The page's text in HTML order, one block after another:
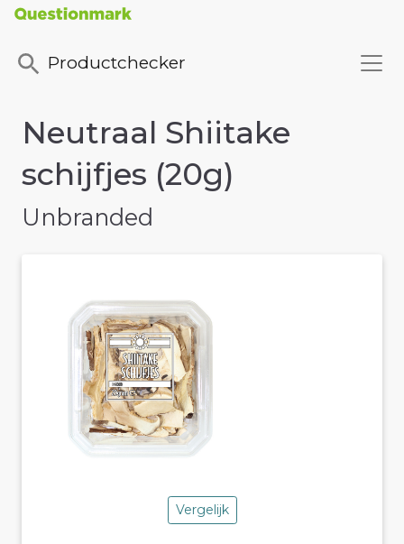
Productchecker
Neutraal Shiitake
schijfjes (20g)
Unbranded
Vergelijk